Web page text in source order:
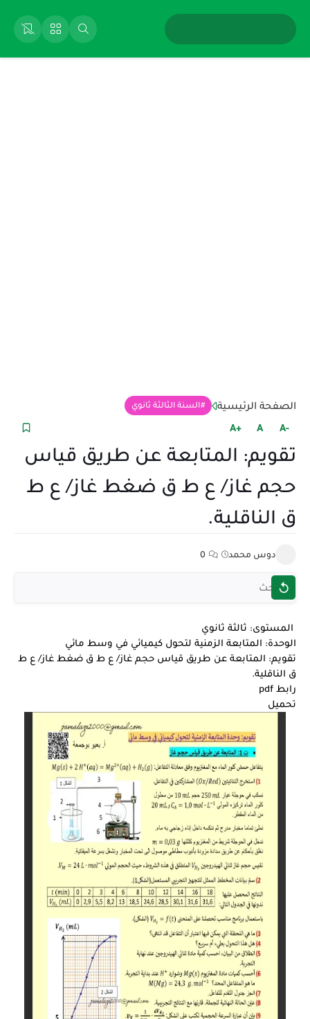
الصفحة الرئيسية السنة الثالثة ثانوي
+A A -A
تقويم: المتابعة عن طريق قياس
حجم غاز/ ع ط ق ضغط غاز/ ع ط
ق الناقلية.
دوس محمد 0
المستوى: ثالثة ثانوي
الوحدة: المتابعة الزمنية لتحول كيميائي في وسط مائي
تقويم: المتابعة عن طريق قياس حجم غاز/ ع ط ق ضغط غاز/ ع ط
ق الناقلية.
رابط pdf
تحميل